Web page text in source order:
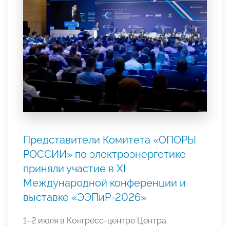
Представители Комитета «ОПОРЫ
РОССИИ» по электроэнергетике
приняли участие в XI
Международной конференции и
выставке «ЭЭПиР-2026»
1–2 июля в Конгресс-центре Центра